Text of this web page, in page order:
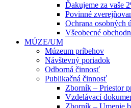
Ďakujeme za vaše
Povinné
Ochrana osobných
Všeobecné
MÚZE/UM
Múzeum príbehov
Návštevný poriadok
Odborná činnosť
Publikačná činnosť
Zborník – Priestor
Vzdelávací